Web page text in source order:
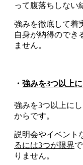
って腹落ちしない
強みを徹底して着
自身が納得のでき
ません。
・ 強みを3つ以上
強みを3つ以上に
からです。
説明会やイベント
るには3つが限界
りません。